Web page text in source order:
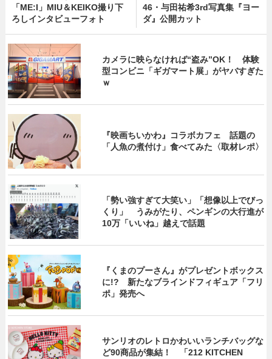
「ME:I」MIU＆KEIKO撮り下
ろしインタビューフォト
46・与田祐希3rd写真集『ヨー
ダ』公開カット
カメラに映らなければ“盗み”OK！ 体験
型コンビニ「ギガマート展」がヤバすぎた
ｗ
『映画ちいかわ』コラボカフェ 話題の
「人魚の煮付け」食べてみた〈取材レポ〉
「勢い強すぎて大笑い」「想像以上でびっ
くり」 うみがたり、ペンギンの大行進が
10万「いいね」越えで話題
『くまのプーさん』がプレゼントボックス
に!? 新たなブラインドフィギュア「フリ
ポ」発売へ
サンリオのレトロかわいいランチバッグな
ど90商品が集結！ 「212 KITCHEN